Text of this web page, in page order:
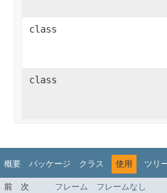
class
class
概要 パッケージ クラス 使用 ツリ
前 次 フレーム フレームなし